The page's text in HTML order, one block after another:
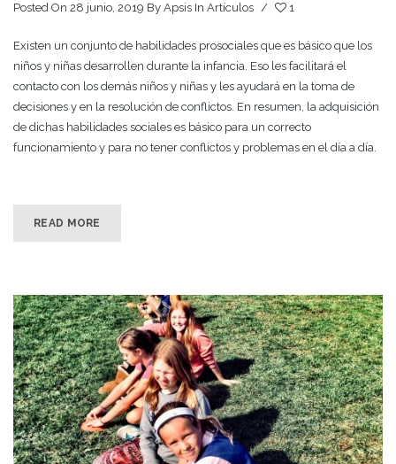
Posted On 28 junio, 2019 By Apsis In Artículos / 1
Existen un conjunto de habilidades prosociales que es básico que los
niños y niñas desarrollen durante la infancia. Eso les facilitará el
contacto con los demás niños y niñas y les ayudará en la toma de
decisiones y en la resolución de conflictos. En resumen, la adquisición
de dichas habilidades sociales es básico para un correcto
funcionamiento y para no tener conflictos y problemas en el día a día.
READ MORE